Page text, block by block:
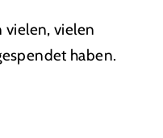
vielen, vielen
haben.